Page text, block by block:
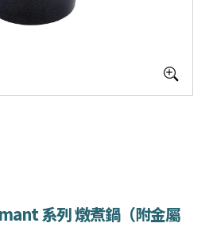
系列 燉煮鍋（附金屬